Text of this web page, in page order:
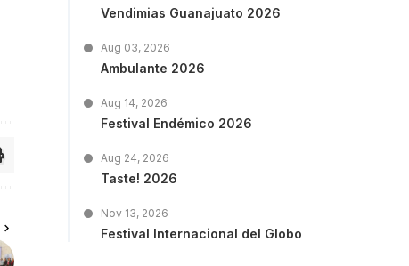
Vendimias Guanajuato 2026
Aug 03, 2026
Ambulante 2026
Aug 14, 2026
Festival Endémico 2026
Aug 24, 2026
Taste! 2026
Nov 13, 2026
Festival Internacional del Globo